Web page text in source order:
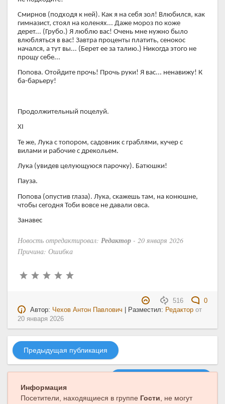
Смирнов (подходя к ней). Как я на себя зол! Влюбился, как
гимназист, стоял на коленях... Даже мороз по коже
дерет... (Грубо.) Я люблю вас! Очень мне нужно было
влюбляться в вас! Завтра проценты платить, сенокос
начался, а тут вы... (Берет ее за талию.) Никогда этого не
прощу себе...
Попова. Отойдите прочь! Прочь руки! Я вас... ненавижу! К
ба-барьеру!
Продолжительный поцелуй.
XI
Те же, Лука с топором, садовник с граблями, кучер с
вилами и рабочие с дрекольем.
Лука (увидев целующуюся парочку). Батюшки!
Пауза.
Попова (опустив глаза). Лука, скажешь там, на конюшне,
чтобы сегодня Тоби вовсе не давали овса.
Занавес
Новость отредактировал: Редактор - 20 января 2026
Причина: Ошибка
516
0
Автор: Чехов Антон Павлович | Разместил: Редактор от
20 января 2026
Предыдущая публикация
Информация
Посетители, находящиеся в группе Гости , не могут